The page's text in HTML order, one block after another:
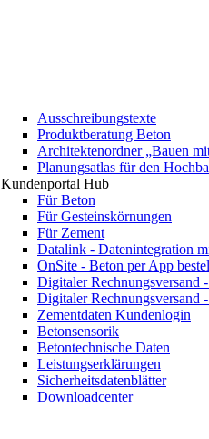
Ausschreibungstexte
Produktberatung Beton
Architektenordner „Bauen
Planungsatlas für den
Kundenportal Hub
Für Beton
Für Gesteinskörnungen
Für Zement
Datalink - Datenintegration
OnSite - Beton per App
Digitaler Rechnungsversand
Digitaler Rechnungsversand
Zementdaten Kundenlogin
Betonsensorik
Betontechnische Daten
Leistungserklärungen
Sicherheitsdatenblätter
Downloadcenter